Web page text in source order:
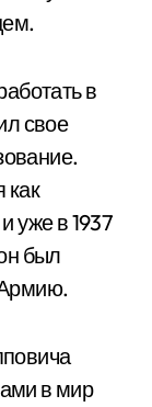
в
свое
как
уже в 1937
был
в мир